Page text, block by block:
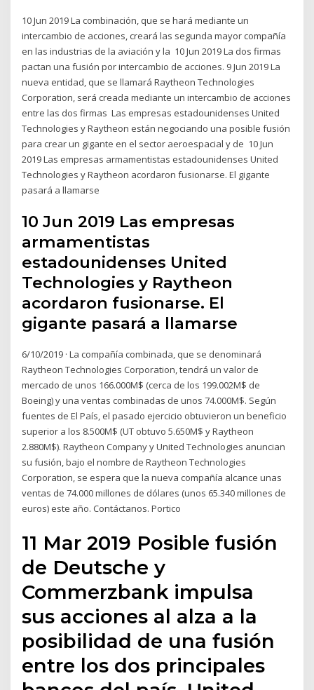
10 Jun 2019 La combinación, que se hará mediante un
intercambio de acciones, creará las segunda mayor compañía
en las industrias de la aviación y la 10 Jun 2019 La dos firmas
pactan una fusión por intercambio de acciones. 9 Jun 2019 La
nueva entidad, que se llamará Raytheon Technologies
Corporation, será creada mediante un intercambio de acciones
entre las dos firmas Las empresas estadounidenses United
Technologies y Raytheon están negociando una posible fusión
para crear un gigante en el sector aeroespacial y de 10 Jun
2019 Las empresas armamentistas estadounidenses United
Technologies y Raytheon acordaron fusionarse. El gigante
pasará a llamarse
10 Jun 2019 Las empresas
armamentistas
estadounidenses United
Technologies y Raytheon
acordaron fusionarse. El
gigante pasará a llamarse
6/10/2019 · La compañía combinada, que se denominará
Raytheon Technologies Corporation, tendrá un valor de
mercado de unos 166.000M$ (cerca de los 199.002M$ de
Boeing) y una ventas combinadas de unos 74.000M$. Según
fuentes de El País, el pasado ejercicio obtuvieron un beneficio
superior a los 8.500M$ (UT obtuvo 5.650M$ y Raytheon
2.880M$). Raytheon Company y United Technologies anuncian
su fusión, bajo el nombre de Raytheon Technologies
Corporation, se espera que la nueva compañía alcance unas
ventas de 74.000 millones de dólares (unos 65.340 millones de
euros) este año. Contáctanos. Portico
11 Mar 2019 Posible fusión
de Deutsche y
Commerzbank impulsa
sus acciones al alza a la
posibilidad de una fusión
entre los dos principales